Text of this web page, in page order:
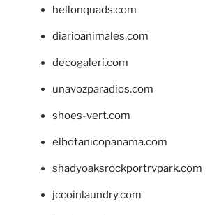
hellonquads.com
diarioanimales.com
decogaleri.com
unavozparadios.com
shoes-vert.com
elbotanicopanama.com
shadyoaksrockportrvpark.com
jccoinlaundry.com